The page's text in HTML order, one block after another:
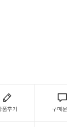
품후기 구매